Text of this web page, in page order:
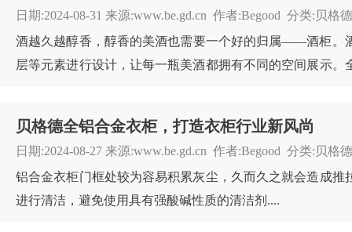
日期:2024-08-31 来源:www.be.gd.cn 作者:Begood 分类:贝格
酒越久越醇香，醇香的美酒也需要一个好的归属——酒柜。
层等元素进行设计，让每一瓶美酒都拥有不同的空间展示
贝格德全铝合金衣柜，打造衣柜行业新风尚
日期:2024-08-27 来源:www.be.gd.cn 作者:Begood 分类:贝
铝合金衣柜门框处较为容易积累灰尘，久而久之就会造成
进行清洁，避免使用具有强酸碱性质的清洁剂....